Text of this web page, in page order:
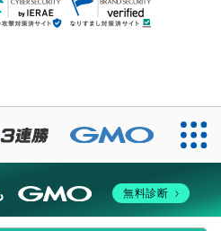
無料診断